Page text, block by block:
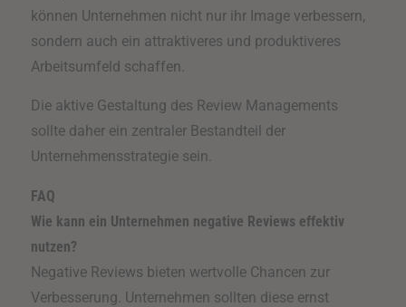
können Unternehmen nicht nur ihr Image verbessern,
sondern auch ein attraktiveres und produktiveres
Arbeitsumfeld schaffen.
Die aktive Gestaltung des Review Managements
sollte daher ein zentraler Bestandteil der
Unternehmensstrategie sein.
FAQ
Wie kann ein Unternehmen negative Reviews effektiv
nutzen?
Negative Reviews bieten wertvolle Chancen zur
Verbesserung. Unternehmen sollten diese ernst